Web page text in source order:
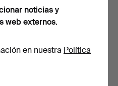
Fagerhult, segunda mitad
d…
4 días
noticias y
web externos.
en nuestra Política